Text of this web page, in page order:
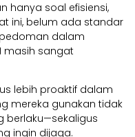
hanya soal efisiensi,
ini, belum ada standar
dalam
masih sangat
lebih proaktif dalam
mereka gunakan tidak
berlaku—sekaligus
ingin dijaga.